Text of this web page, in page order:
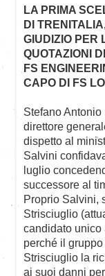
LA PRIMA
DI
GIUDIZIO PER
QUOTAZIONI
FS
CAPO DI FS
Stefano
direttore
dispetto al
Salvini
luglio
successore al
Proprio Salvini,
Strisciuglio
candidato
perché il
Strisciuglio la
ai suoi danni per